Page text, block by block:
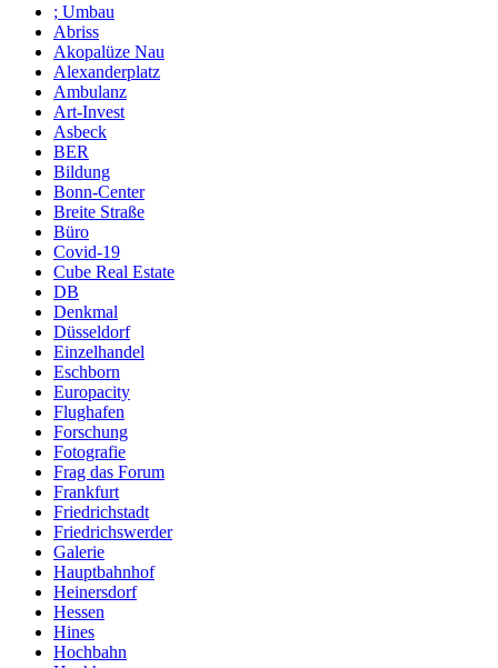
; Umbau
Abriss
Akopalüze Nau
Alexanderplatz
Ambulanz
Art-Invest
Asbeck
BER
Bildung
Bonn-Center
Breite Straße
Büro
Covid-19
Cube Real Estate
DB
Denkmal
Düsseldorf
Einzelhandel
Eschborn
Europacity
Flughafen
Forschung
Fotografie
Frag das Forum
Frankfurt
Friedrichstadt
Friedrichswerder
Galerie
Hauptbahnhof
Heinersdorf
Hessen
Hines
Hochbahn